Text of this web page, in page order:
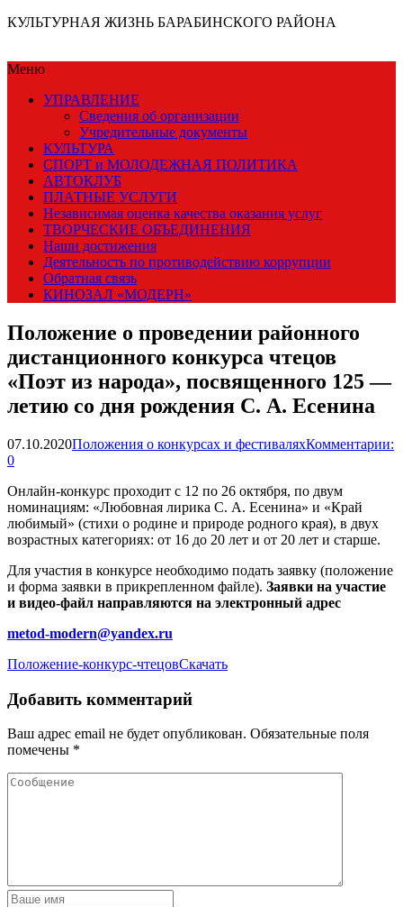
КУЛЬТУРНАЯ ЖИЗНЬ БАРАБИНСКОГО РАЙОНА
Меню
УПРАВЛЕНИЕ
Сведения об организации
Учредительные документы
КУЛЬТУРА
СПОРТ и МОЛОДЕЖНАЯ ПОЛИТИКА
АВТОКЛУБ
ПЛАТНЫЕ УСЛУГИ
Независимая оценка качества оказания услуг
ТВОРЧЕСКИЕ ОБЪЕДИНЕНИЯ
Наши достижения
Деятельность по противодействию коррупции
Обратная связь
КИНОЗАЛ «МОДЕРН»
Положение о проведении районного
дистанционного конкурса чтецов
«Поэт из народа», посвященного 125 —
летию со дня рождения С. А. Есенина
07.10.2020Положения о конкурсах и фестиваляхКомментарии:
0
Онлайн-конкурс проходит с 12 по 26 октября, по двум
номинациям: «Любовная лирика С. А. Есенина» и «Край
любимый» (стихи о родине и природе родного края), в двух
возрастных категориях: от 16 до 20 лет и от 20 лет и старше.
Для участия в конкурсе необходимо подать заявку (положение
и форма заявки в прикрепленном файле). Заявки на участие
и видео-файл направляются на электронный адрес
metod-modern@yandex.ru
Положение-конкурс-чтецовСкачать
Добавить комментарий
Ваш адрес email не будет опубликован. Обязательные поля
помечены *